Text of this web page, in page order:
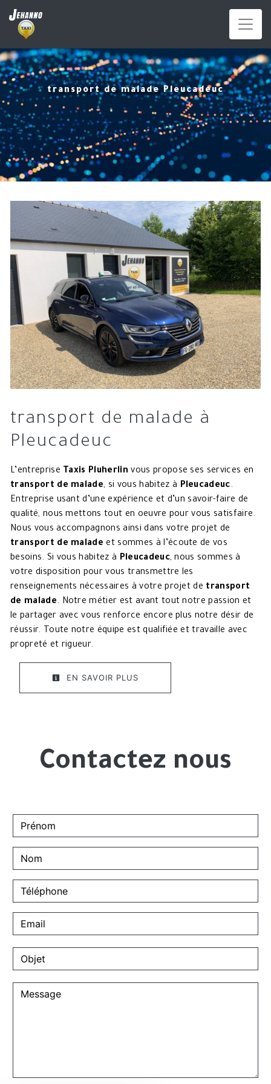
Panneau de gestion des cookies
transport de malade Pleucadeuc
transport de malade à
Pleucadeuc
L’entreprise Taxis Pluherlin vous propose ses services en
transport de malade, si vous habitez à Pleucadeuc.
Entreprise usant d’une expérience et d’un savoir-faire de
qualité, nous mettons tout en oeuvre pour vous satisfaire.
Nous vous accompagnons ainsi dans votre projet de
transport de malade et sommes à l’écoute de vos
besoins. Si vous habitez à Pleucadeuc, nous sommes à
votre disposition pour vous transmettre les
renseignements nécessaires à votre projet de transport
de malade. Notre métier est avant tout notre passion et
le partager avec vous renforce encore plus notre désir de
réussir. Toute notre équipe est qualifiée et travaille avec
propreté et rigueur.
EN SAVOIR PLUS
Contactez nous